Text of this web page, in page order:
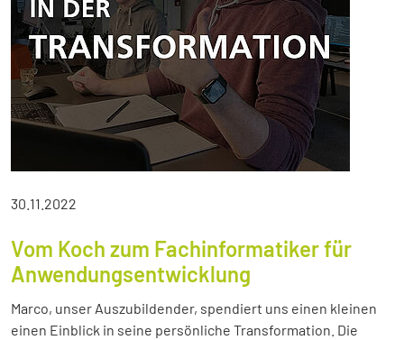
30.11.2022
Vom Koch zum Fachinformatiker für
Anwendungsentwicklung
Marco, unser Auszubildender, spendiert uns einen kleinen
einen Einblick in seine persönliche Transformation. Die